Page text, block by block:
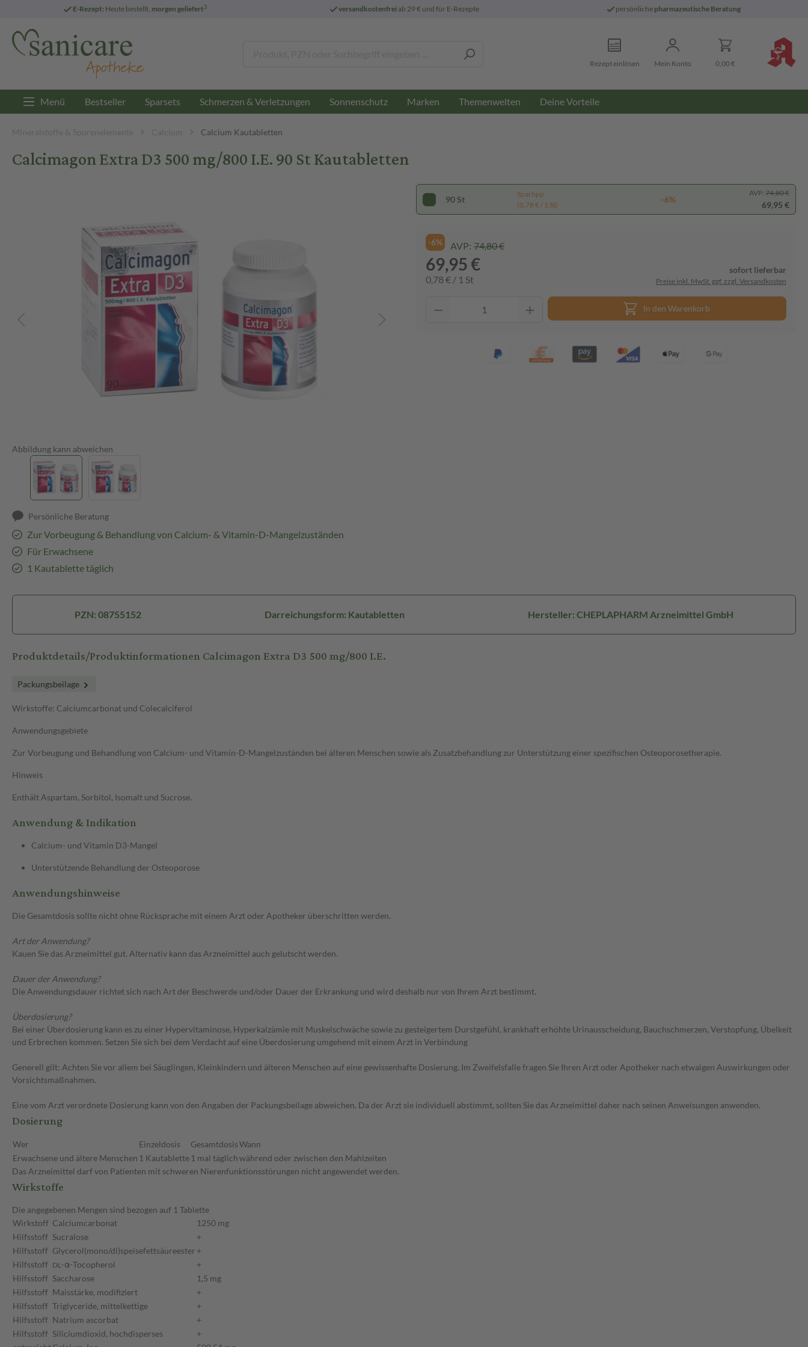
E-Rezept: Heute bestellt, morgen geliefert3 versandkostenfreiab 29 € und für E-Rezepte persönliche pharmazeutische Beratung
Rezept einlösen Mein Konto 0,00 €
Menü Bestseller Sparsets Schmerzen & Verletzungen Sonnenschutz Marken Themenwelten Deine Vorteile
Mineralstoffe & Spurenelemente Calcium Calcium Kautabletten
Calcimagon Extra D3 500 mg/800 I.E. 90 St Kautabletten
Abbildung kann abweichen
Persönliche Beratung
Zur Vorbeugung & Behandlung von Calcium- & Vitamin-D-Mangelzuständen
Für Erwachsene
1 Kautablette täglich
90 St
Spartipp
(0,78 € / 1 St)
-6%
AVP: 74,80 €
69,95 €
-6% AVP: 74,80 €
69,95 €
0,78 € / 1 St
sofort lieferbar
Preise inkl. MwSt. ggf. zzgl. Versandkosten
In den Warenkorb
PZN: 08755152 Darreichungsform: Kautabletten Hersteller: CHEPLAPHARM Arzneimittel GmbH
Produktdetails/Produktinformationen Calcimagon Extra D3 500 mg/800 I.E.
Packungsbeilage
Wirkstoffe: Calciumcarbonat und Colecalciferol
Anwendungsgebiete
Zur Vorbeugung und Behandlung von Calcium- und Vitamin-D-Mangelzuständen bei älteren Menschen sowie als Zusatzbehandlung zur Unterstützung einer spezifischen Osteoporosetherapie.
Hinweis
Enthält Aspartam, Sorbitol, Isomalt und Sucrose.
Anwendung & Indikation
Calcium- und Vitamin D3-Mangel
Unterstützende Behandlung der Osteoporose
Anwendungshinweise
Die Gesamtdosis sollte nicht ohne Rücksprache mit einem Arzt oder Apotheker überschritten werden.
Art der Anwendung?
Kauen Sie das Arzneimittel gut. Alternativ kann das Arzneimittel auch gelutscht werden.
Dauer der Anwendung?
Die Anwendungsdauer richtet sich nach Art der Beschwerde und/oder Dauer der Erkrankung und wird deshalb nur von Ihrem Arzt bestimmt.
Überdosierung?
Bei einer Überdosierung kann es zu einer Hypervitaminose, Hyperkalzämie mit Muskelschwäche sowie zu gesteigertem Durstgefühl, krankhaft erhöhte Urinausscheidung, Bauchschmerzen, Verstopfung, Übelkeit
und Erbrechen kommen. Setzen Sie sich bei dem Verdacht auf eine Überdosierung umgehend mit einem Arzt in Verbindung
Generell gilt: Achten Sie vor allem bei Säuglingen, Kleinkindern und älteren Menschen auf eine gewissenhafte Dosierung. Im Zweifelsfalle fragen Sie Ihren Arzt oder Apotheker nach etwaigen Auswirkungen oder
Vorsichtsmaßnahmen.
Eine vom Arzt verordnete Dosierung kann von den Angaben der Packungsbeilage abweichen. Da der Arzt sie individuell abstimmt, sollten Sie das Arzneimittel daher nach seinen Anweisungen anwenden.
Dosierung
Wer Einzeldosis GesamtdosisWann
Erwachsene und ältere Menschen 1 Kautablette 1 mal täglichwährend oder zwischen den Mahlzeiten
Das Arzneimittel darf von Patienten mit schweren Nierenfunktionsstörungen nicht angewendet werden.
Wirkstoffe
Die angegebenen Mengen sind bezogen auf 1 Tablette
Wirkstoff Calciumcarbonat
1250 mg
Hilfsstoff Sucralose
+
Hilfsstoff Glycerol(mono/di)speisefettsäureester +
Hilfsstoff DL-α-Tocopherol
+
Hilfsstoff Saccharose
1,5 mg
Hilfsstoff Maisstärke, modifiziert
+
Hilfsstoff Triglyceride, mittelkettige
+
Hilfsstoff Natrium ascorbat
+
Hilfsstoff Siliciumdioxid, hochdisperses
+